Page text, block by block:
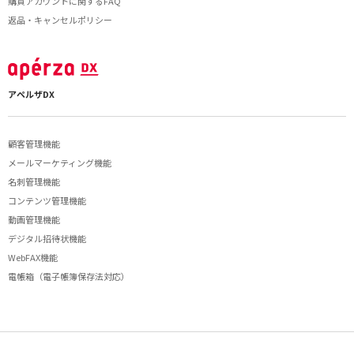
返品・キャンセルポリシー
アペルザDX
顧客管理機能
メールマーケティング機能
名刺管理機能
コンテンツ管理機能
動画管理機能
デジタル招待状機能
WebFAX機能
電帳箱（電子帳簿保存法対応）